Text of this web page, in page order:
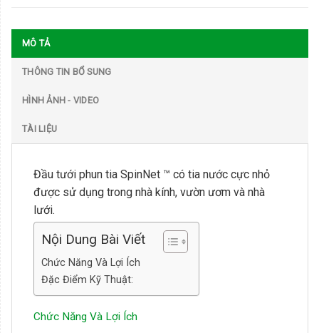
MÔ TẢ
THÔNG TIN BỔ SUNG
HÌNH ẢNH - VIDEO
TÀI LIỆU
Đầu tưới phun tia SpinNet ™ có tia nước cực nhỏ
được sử dụng trong nhà kính, vườn ươm và nhà
lưới.
Nội Dung Bài Viết
Chức Năng Và Lợi Ích
Đặc Điểm Kỹ Thuật:
Chức Năng Và Lợi Ích